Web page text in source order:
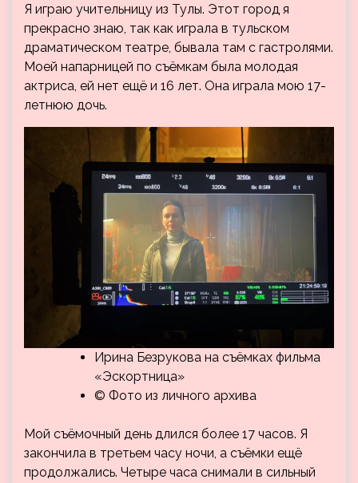
Я играю учительницу из Тулы. Этот город я
прекрасно знаю, так как играла в тульском
драматическом театре, бывала там с гастролями.
Моей напарницей по съёмкам была молодая
актриса, ей нет ещё и 16 лет. Она играла мою 17-
летнюю дочь.
Ирина Безрукова на съёмках фильма
«Эскортница»
© Фото из личного архива
Мой съёмочный день длился более 17 часов. Я
закончила в третьем часу ночи, а съёмки ещё
продолжались. Четыре часа снимали в сильный